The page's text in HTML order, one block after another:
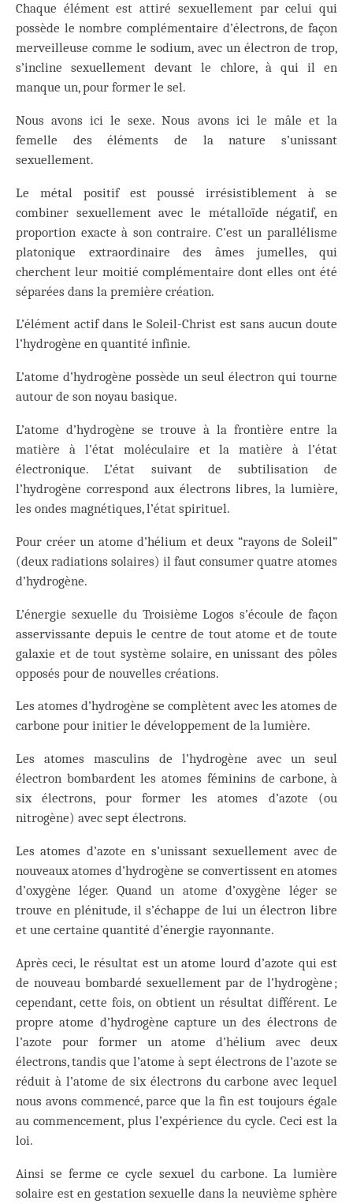
Chaque élément est attiré sexuellement par celui qui
possède le nombre complémentaire d’électrons, de façon
merveilleuse comme le sodium, avec un électron de trop,
s’incline sexuellement devant le chlore, à qui il en
manque un, pour former le sel.
Nous avons ici le sexe. Nous avons ici le mâle et la
femelle des éléments de la nature s’unissant
sexuellement.
Le métal positif est poussé irrésistiblement à se
combiner sexuellement avec le métalloïde négatif, en
proportion exacte à son contraire. C’est un parallélisme
platonique extraordinaire des âmes jumelles, qui
cherchent leur moitié complémentaire dont elles ont été
séparées dans la première création.
L’élément actif dans le Soleil-Christ est sans aucun doute
l’hydrogène en quantité infinie.
L’atome d’hydrogène possède un seul électron qui tourne
autour de son noyau basique.
L’atome d’hydrogène se trouve à la frontière entre la
matière à l’état moléculaire et la matière à l’état
électronique. L’état suivant de subtilisation de
l’hydrogène correspond aux électrons libres, la lumière,
les ondes magnétiques, l’état spirituel.
Pour créer un atome d’hélium et deux “rayons de Soleil”
(deux radiations solaires) il faut consumer quatre atomes
d’hydrogène.
L’énergie sexuelle du Troisième Logos s’écoule de façon
asservissante depuis le centre de tout atome et de toute
galaxie et de tout système solaire, en unissant des pôles
opposés pour de nouvelles créations.
Les atomes d’hydrogène se complètent avec les atomes de
carbone pour initier le développement de la lumière.
Les atomes masculins de l’hydrogène avec un seul
électron bombardent les atomes féminins de carbone, à
six électrons, pour former les atomes d’azote (ou
nitrogène) avec sept électrons.
Les atomes d’azote en s’unissant sexuellement avec de
nouveaux atomes d’hydrogène se convertissent en atomes
d’oxygène léger. Quand un atome d’oxygène léger se
trouve en plénitude, il s’échappe de lui un électron libre
et une certaine quantité d’énergie rayonnante.
Après ceci, le résultat est un atome lourd d’azote qui est
de nouveau bombardé sexuellement par de l’hydrogène ;
cependant, cette fois, on obtient un résultat différent. Le
propre atome d’hydrogène capture un des électrons de
l’azote pour former un atome d’hélium avec deux
électrons, tandis que l’atome à sept électrons de l’azote se
réduit à l’atome de six électrons du carbone avec lequel
nous avons commencé, parce que la fin est toujours égale
au commencement, plus l’expérience du cycle. Ceci est la
loi.
Ainsi se ferme ce cycle sexuel du carbone. La lumière
solaire est en gestation sexuelle dans la neuvième sphère